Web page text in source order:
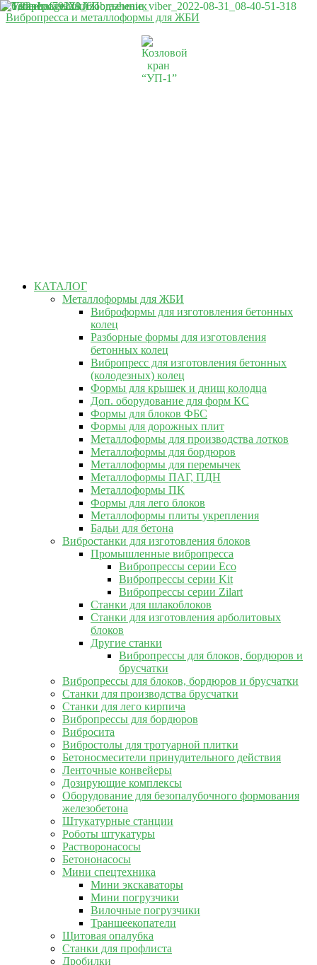
Вибропресса и металлоформы для ЖБИ
КАТАЛОГ
Металлоформы для ЖБИ
Виброформы для изготовления бетонных
колец
Разборные формы для изготовления
бетонных колец
Вибропресс для изготовления бетонных
(колодезных) колец
Формы для крышек и днищ колодца
Доп. оборудование для форм КС
Формы для блоков ФБС
Формы для дорожных плит
Металлоформы для производства лотков
Металлоформы для бордюров
Металлоформы для перемычек
Металлоформы ПАГ, ПДН
Металлоформы ПК
Формы для лего блоков
Металлоформы плиты укрепления
Бадьи для бетона
Вибростанки для изготовления блоков
Промышленные вибропресса
Вибропрессы серии Eco
Вибропрессы серии Kit
Вибропрессы серии Zilart
Станки для шлакоблоков
Станки для изготовления арболитовых
блоков
Другие станки
Вибропрессы для блоков, бордюров и
брусчатки
Вибропрессы для блоков, бордюров и брусчатки
Станки для производства брусчатки
Станки для лего кирпича
Вибропрессы для бордюров
Вибросита
Вибростолы для тротуарной плитки
Бетоносмесители принудительного действия
Ленточные конвейеры
Дозирующие комплексы
Оборудование для безопалубочного формования
железобетона
Штукатурные станции
Роботы штукатуры
Растворонасосы
Бетононасосы
Мини спецтехника
Мини экскаваторы
Мини погрузчики
Вилочные погрузчики
Траншеекопатели
Щитовая опалубка
Станки для профлиста
Дробилки